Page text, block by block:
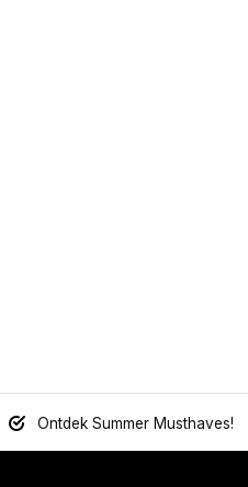
Ontdek Summer Musthaves!